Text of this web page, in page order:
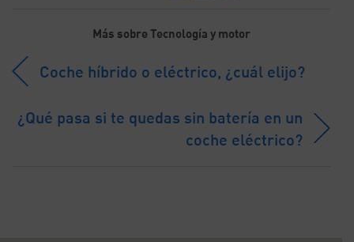
Más sobre Tecnología y motor
Coche híbrido o eléctrico, ¿cuál elijo?
¿Qué pasa si te quedas sin batería en un
coche eléctrico?